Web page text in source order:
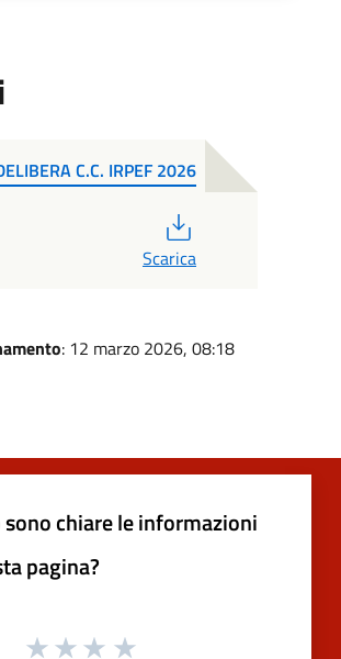
C.C. IRPEF 2026
Scarica
: 12 marzo 2026, 08:18
sono chiare le informazioni
pagina?